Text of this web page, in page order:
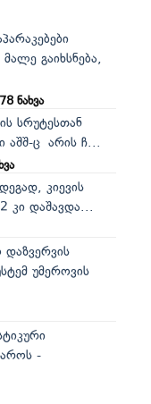
გაიხსნება,
ნახვა
სრუტესთან
აშშ-ც არის ჩ...
კიევის
კი დაშავდა...
უმეროვის
-